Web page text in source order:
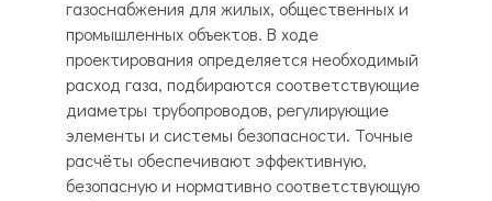
газоснабжения для жилых, общественных и
промышленных объектов. В ходе
проектирования определяется необходимый
расход газа, подбираются соответствующие
диаметры трубопроводов, регулирующие
элементы и системы безопасности. Точные
расчёты обеспечивают эффективную,
безопасную и нормативно соответствующую